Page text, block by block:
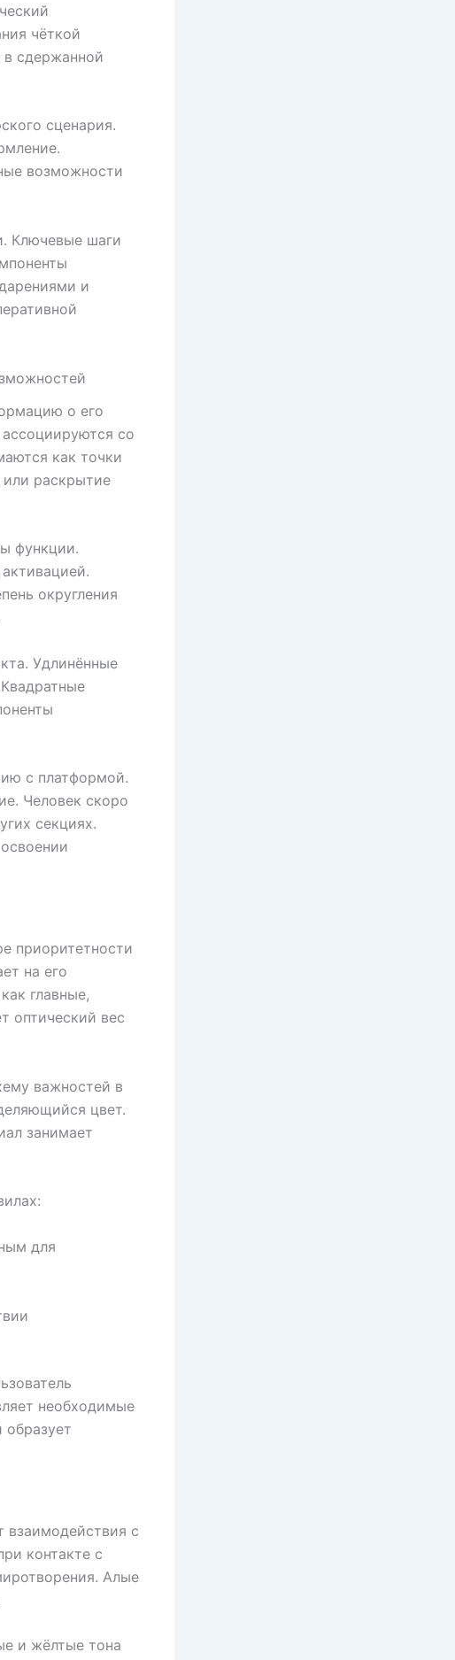
чёткой
сдержанной
сценария.
возможности
Ключевые шаги
и
о его
со
как точки
или раскрытие
функции.
округления
Удлинённые
с платформой.
Человек скоро
секциях.
приоритетности
на его
главные,
оптический вес
важностей в
цвет.
занимает
для
необходимые
образует
взаимодействия с
контакте с
Алые
и жёлтые тона